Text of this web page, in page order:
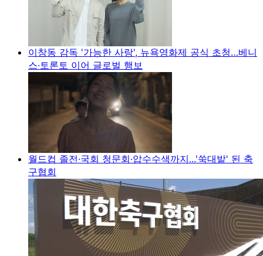
이창동 감독 '가능한 사랑', 뉴욕영화제 공식 초청…베니
스·토론토 이어 글로벌 행보
월드컵 졸전·국회 청문회·압수수색까지...'쑥대밭' 된 축
구협회